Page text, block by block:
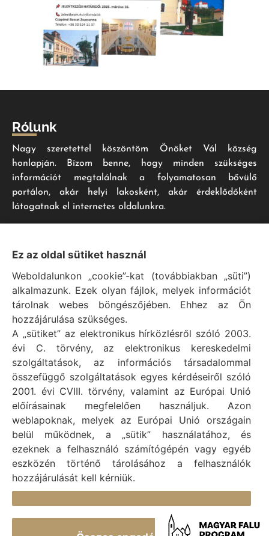
Rólunk
Nagy szeretettel köszöntöm Önöket Vál község
honlapján. Bízom benne, hogy minden szükséges
információt megtalálnak a folyamatosan bővülő
portálon, akár helyi lakosként, akár érdeklődőként
látogatnak el internetes oldalunkra.
Impresszum
Vál Község Önkormányzat hivatalos honlapja
Vál Község Önkormányzat © 1996 - 2020
Adószám: 15727079-2-07
Adatvédelmi tájékoztató
Felelős: Bechtold Tamás polgármester
Cím: H-2473 Vál, Vajda János utca 2.
Telefon: +36 (22) 353-411
E-mail: polgarmester@val.hu
Elérhetőségek
+36 (22) 353-411
titkarsag@val.hu
Ez az oldal sütiket használ
Weboldalunkon „cookie”-kat (továbbiakban „süti”)
alkalmazunk. Ezek olyan fájlok, melyek információt
tárolnak webes böngészőjében. Ehhez az Ön
hozzájárulása szükséges.
A „sütiket” az elektronikus hírközlésről szóló 2003.
évi C. törvény, az elektronikus kereskedelmi
szolgáltatások, az információs társadalommal
összefüggő szolgáltatások egyes kérdéseiről szóló
2001. évi CVIII. törvény, valamint az Európai Unió
előírásainak megfelelően használjuk. Azon
weblapoknak, melyek az Európai Unió országain
belül működnek, a „sütik” használatához, és
ezeknek a felhasználó számítógépén vagy egyéb
eszközén történő tárolásához a felhasználók
hozzájárulását kell kérniük.